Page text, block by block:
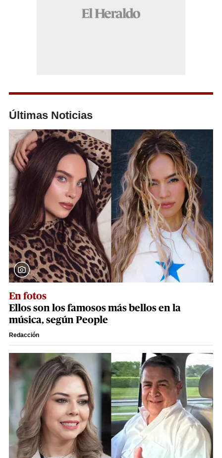
Últimas Noticias
En fotos
Ellos son los famosos más bellos en la
música, según People
Redacción